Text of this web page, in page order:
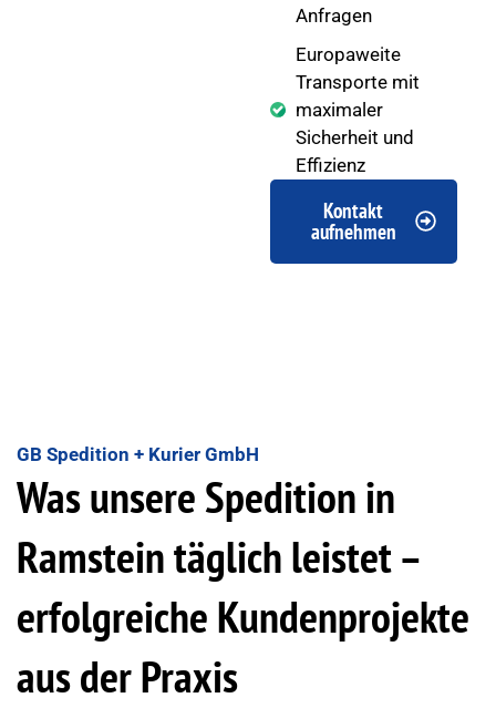
Anfragen
Europaweite
Transporte mit
maximaler
Sicherheit und
Effizienz
Kontakt
aufnehmen
GB Spedition + Kurier GmbH
Was unsere Spedition in
Ramstein täglich leistet –
erfolgreiche Kundenprojekte
aus der Praxis